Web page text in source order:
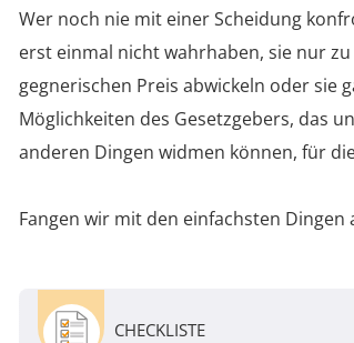
Wer noch nie mit einer Scheidung
erst einmal nicht wahrhaben, sie nur
gegnerischen Preis abwickeln oder sie
Möglichkeiten des Gesetzgebers, das
anderen Dingen widmen können, für
Fangen wir mit den einfachsten Dingen
CHECKLISTE